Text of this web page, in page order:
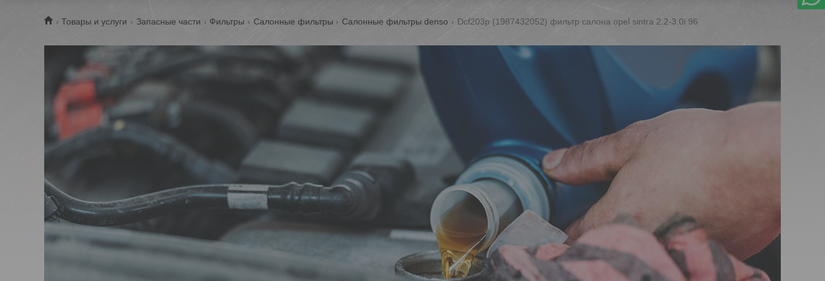
Товары и услуги Запасные части Фильтры Салонные фильтры Салонные фильтры denso Dcf203p (1987432052) фильтр салона opel sintra 2.2-3.0i 96